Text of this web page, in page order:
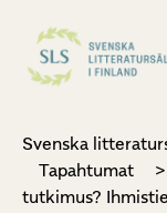
Svenska
Tapahtumat
>
tutkimus?